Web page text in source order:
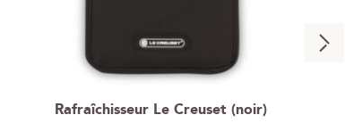
Rafraîchisseur Le Creuset (noir)